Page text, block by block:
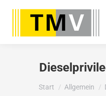
Sie befinden sich
Start Allgemein